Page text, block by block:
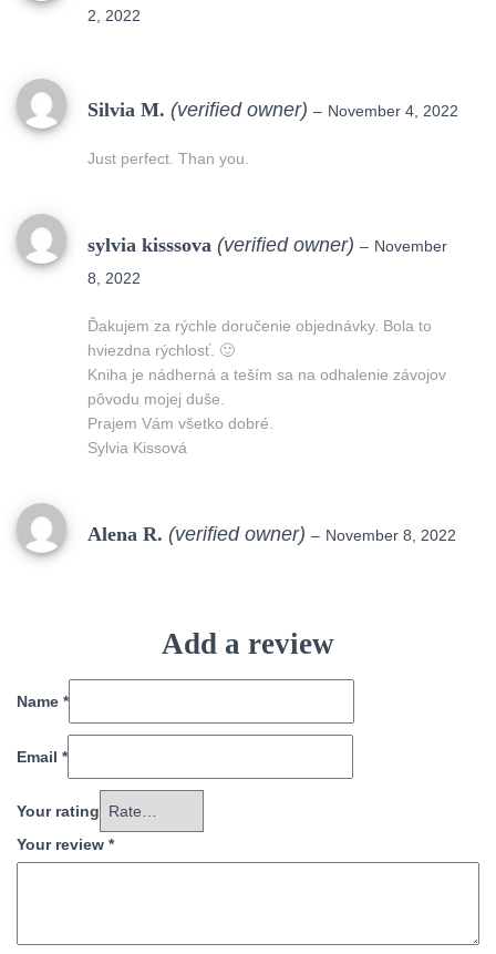
2, 2022
Silvia M. (verified owner) – November 4, 2022
Just perfect. Than you.
sylvia kisssova (verified owner) – November
8, 2022
Ďakujem za rýchle doručenie objednávky. Bola to
hviezdna rýchlosť. 🙂
Kniha je nádherná a teším sa na odhalenie závojov
pôvodu mojej duše.
Prajem Vám všetko dobré.
Sylvia Kissová
Alena R. (verified owner) – November 8, 2022
Add a review
Name *
Email *
Your rating
Your review *